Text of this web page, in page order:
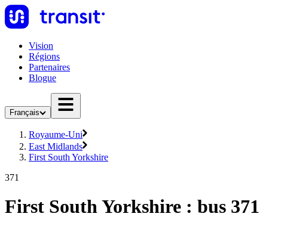
Vision
Régions
Partenaires
Blogue
Français
Royaume-Uni
East Midlands
First South Yorkshire
371
First South Yorkshire : bus 371